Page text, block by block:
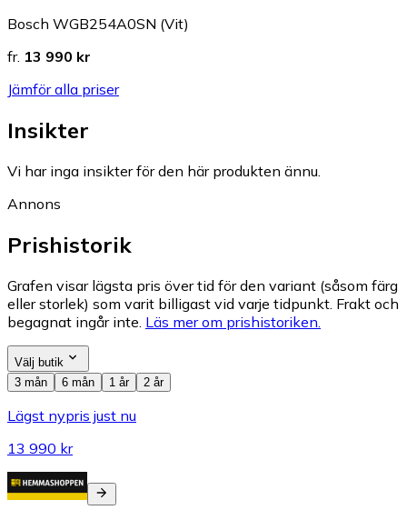
Bosch WGB254A0SN (Vit)
fr. 13 990 kr
Jämför alla priser
Insikter
Vi har inga insikter för den här produkten ännu.
Annons
Prishistorik
Grafen visar lägsta pris över tid för den variant (såsom färg
eller storlek) som varit billigast vid varje tidpunkt. Frakt och
begagnat ingår inte. Läs mer om prishistoriken.
Välj butik
3 mån
6 mån 1 år 2 år
Lägst nypris just nu
13 990 kr